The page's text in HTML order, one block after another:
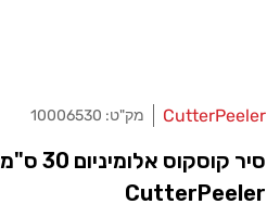
מוֹכֵר:
CutterPeeler מק"ט: 10006530
סיר קוסקוס אלומיניום 30 ס"מ
CutterPeeler